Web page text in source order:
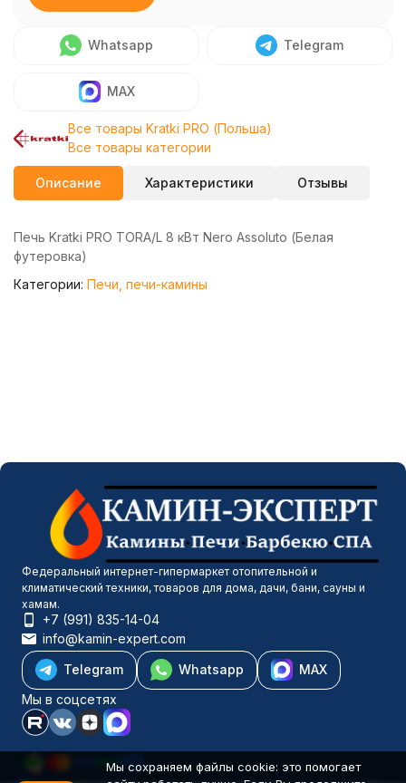
Whatsapp Telegram
MAX
Все товары Kratki PRO (Польша)
Все товары категории
Описание Характеристики Отзывы
Печь Kratki PRO TORA/L 8 кВт Nero Assoluto (Белая
футеровка)
Категории: Печи, печи-камины
Федеральный интернет-гипермаркет отопительной и
климатический техники, товаров для дома, дачи, бани, сауны и
хамам.
+7 (991) 835-14-04
info@kamin-expert.com
Telegram
Whatsapp
MAX
Мы в соцсетях
Мы сохраняем файлы cookie: это помогает